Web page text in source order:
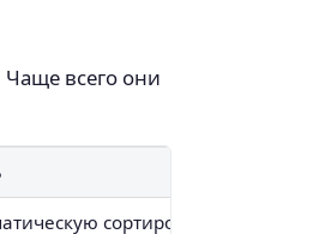
всего они
сортировку по